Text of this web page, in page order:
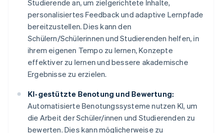
Studierende an, um zielgerichtete Inhalte,
personalisiertes Feedback und adaptive Lernpfade
bereitzustellen. Dies kann den
Schülern/Schülerinnen und Studierenden helfen, in
ihrem eigenen Tempo zu lernen, Konzepte
effektiver zu lernen und bessere akademische
Ergebnisse zu erzielen.
KI-gestützte Benotung und Bewertung:
Automatisierte Benotungssysteme nutzen KI, um
die Arbeit der Schüler/innen und Studierenden zu
bewerten. Dies kann möglicherweise zu